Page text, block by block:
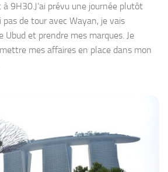
9H30.J’ai prévu une journée plutôt
pas de tour avec Wayan, je vais
et prendre mes marques. Je
mes affaires en place dans mon